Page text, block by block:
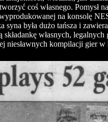
coś własnego. Pomysł
na konsolę
syna była dużo tańsza i
własnych,
niesławnych kompilacji gier w